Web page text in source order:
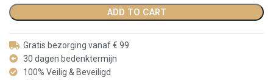
ADD TO CART
Gratis bezorging vanaf € 99
30 dagen bedenktermijn
100% Veilig & Beveiligd